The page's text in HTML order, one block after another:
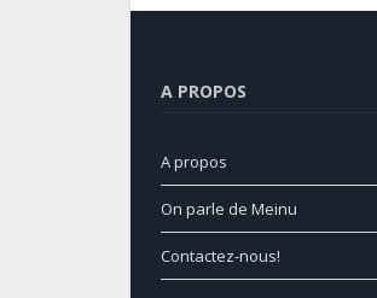
A PROPOS
A propos
On parle de Meinu
Contactez-nous!